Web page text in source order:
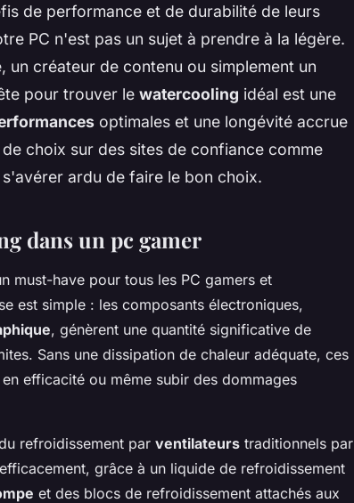
de performance et de durabilité de leurs
PC n'est pas un sujet à prendre à la légère.
un créateur de contenu ou simplement un
pour trouver le watercooling idéal est une
optimales et une longévité accrue
choix sur des sites de confiance comme
ardu de faire le bon choix.
dans un pc gamer
must-have pour tous les PC gamers et
est simple : les composants électroniques,
, génèrent une quantité significative de
Sans une dissipation de chaleur adéquate, ces
efficacité ou même subir des dommages
refroidissement par ventilateurs traditionnels par
grâce à un liquide de refroidissement
et des blocs de refroidissement attachés aux